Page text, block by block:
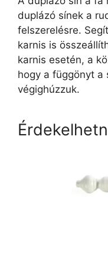
duplázó sínek a
felszerelésre.
karnis is
karnis esetén, a
hogy a függönyt a
végighúzzuk.